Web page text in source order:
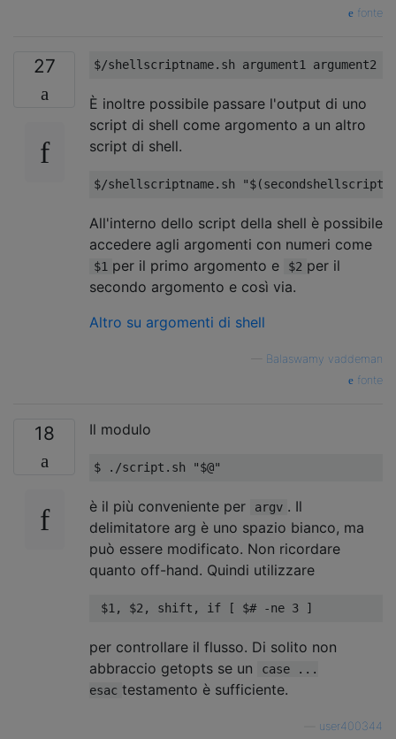
fonte
27 $/shellscriptname. sh argument1 argument2
È inoltre possibile passare l'output di uno
script di shell come argomento a un altro
script di shell.
$/shellscriptname. sh
All'interno dello script della shell è possibile
accedere agli argomenti con numeri come
$1 per il primo argomento e $2 per il
secondo argomento e così via.
Altro su argomenti di shell
Balaswamy vaddeman
fonte
18 Il modulo
$ ./script . sh "$@"
è il più conveniente per argv . Il
delimitatore arg è uno spazio bianco, ma
può essere modificato. Non ricordare
quanto off-hand. Quindi utilizzare
$1 , $2 , shift , if [ $# -ne 3 ]
per controllare il flusso. Di solito non
abbraccio getopts se un
case ...
esac testamento è sufficiente.
user400344